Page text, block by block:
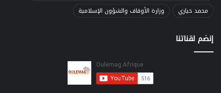
محمد خياري
وزارة الأوقاف والشؤون الإسلامية
إنضم لقناتنا